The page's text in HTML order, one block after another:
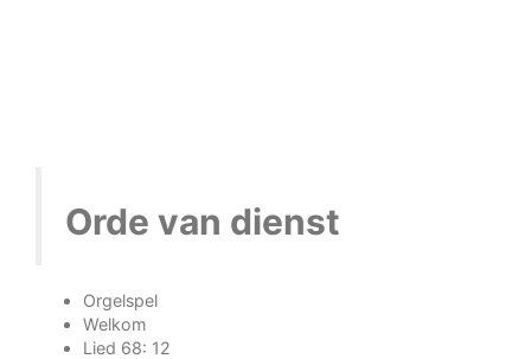
Orde van dienst
Orgelspel
Welkom
Lied 68: 12